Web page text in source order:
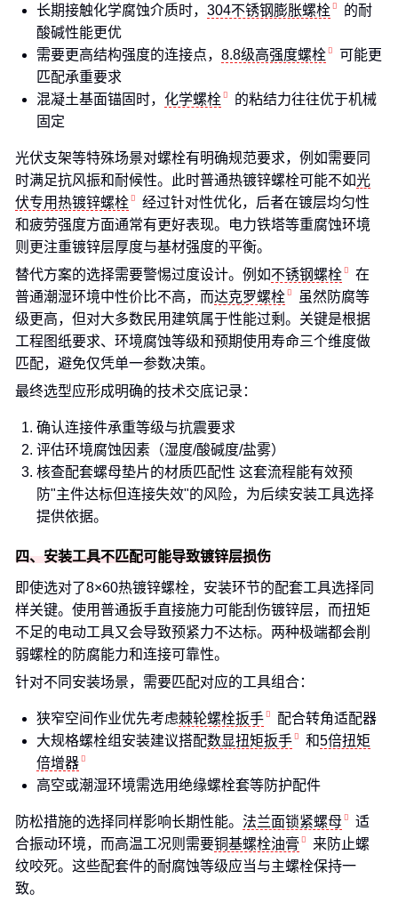
长期接触化学腐蚀介质时， 304不锈钢膨胀螺栓
的耐
酸碱性能更优
需要更高结构强度的连接点， 8.8级高强度螺栓
可能更
匹配承重要求
混凝土基面锚固时， 化学螺栓
的粘结力往往优于机械
固定
光伏支架等特殊场景对螺栓有明确规范要求，例如需要同
时满足抗风振和耐候性。此时普通热镀锌螺栓可能不如光
伏专用热镀锌螺栓
经过针对性优化，后者在镀层均匀性
和疲劳强度方面通常有更好表现。电力铁塔等重腐蚀环境
则更注重镀锌层厚度与基材强度的平衡。
替代方案的选择需要警惕过度设计。例如不锈钢螺栓
在
普通潮湿环境中性价比不高，而达克罗螺栓
虽然防腐等
级更高，但对大多数民用建筑属于性能过剩。关键是根据
工程图纸要求、环境腐蚀等级和预期使用寿命三个维度做
匹配，避免仅凭单一参数决策。
最终选型应形成明确的技术交底记录：
确认连接件承重等级与抗震要求
评估环境腐蚀因素（湿度/酸碱度/盐雾）
核查配套螺母垫片的材质匹配性 这套流程能有效预
防"主件达标但连接失效"的风险，为后续安装工具选择
提供依据。
四、安装工具不匹配可能导致镀锌层损伤
即使选对了8×60热镀锌螺栓，安装环节的配套工具选择同
样关键。使用普通扳手直接施力可能刮伤镀锌层，而扭矩
不足的电动工具又会导致预紧力不达标。两种极端都会削
弱螺栓的防腐能力和连接可靠性。
针对不同安装场景，需要匹配对应的工具组合：
狭窄空间作业优先考虑棘轮螺栓扳手
配合转角适配器
大规格螺栓组安装建议搭配数显扭矩扳手 和5倍扭矩
倍增器
高空或潮湿环境需选用绝缘螺栓套等防护配件
防松措施的选择同样影响长期性能。 法兰面锁紧螺母
适
合振动环境，而高温工况则需要铜基螺栓油膏
来防止螺
纹咬死。这些配套件的耐腐蚀等级应当与主螺栓保持一
致。